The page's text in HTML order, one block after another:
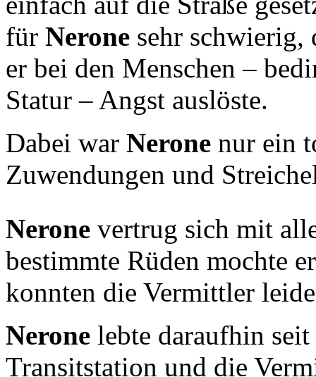
für Nerone sehr schwierig,
er bei den Menschen –
Statur – Angst auslöste.
Dabei war Nerone nur ein
Zuwendungen und
Nerone vertrug sich mit
bestimmte Rüden mochte
konnten die Vermittler
Nerone lebte daraufhin
Transitstation und die